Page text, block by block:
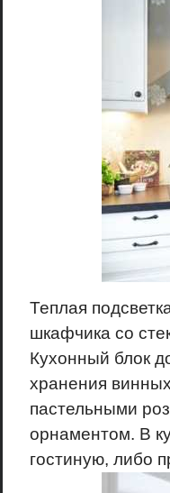
Теплая
шкафчика со
Кухонный блок
хранения
пастельными
орнаментом. В
гостиную, либо